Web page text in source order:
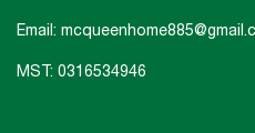
Email:
MST: 0316534946